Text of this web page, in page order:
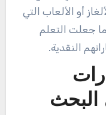
أو الألعاب التي
جعلت التعلم
النقدية.
البحث